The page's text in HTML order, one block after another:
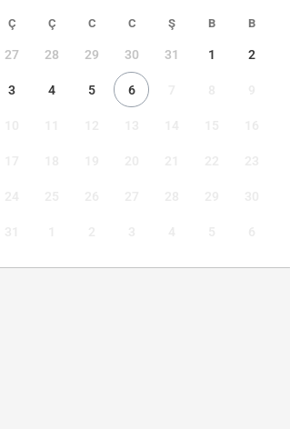
Ç Ç C C Ş B B
27 28 29 30 31 1 2
3 4 5 6